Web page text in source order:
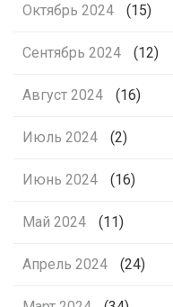
Октябрь 2024 (15)
Сентябрь 2024 (12)
Август 2024 (16)
Июль 2024 (2)
Июнь 2024 (16)
Май 2024 (11)
Апрель 2024 (24)